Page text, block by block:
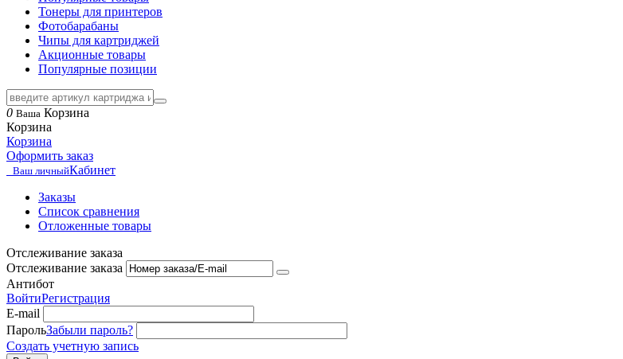
Тонеры для принтеров
Фотобарабаны
Чипы для картриджей
Акционные товары
Популярные позиции
0 Ваша Корзина
Корзина
Корзина
Оформить заказ
Ваш личныйКабинет
Заказы
Список сравнения
Отложенные товары
Отслеживание заказа
Отслеживание заказа
Антибот
ВойтиРегистрация
E-mail
ПарольЗабыли пароль?
Создать учетную запись